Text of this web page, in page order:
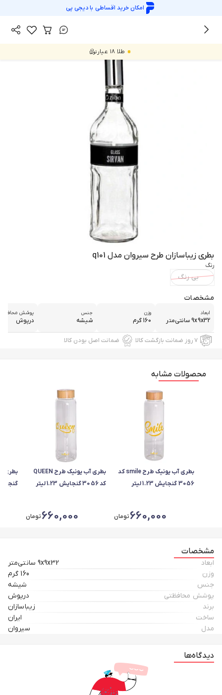
امکان خرید اقساطی بادیجی پی
طلا ۱۸ عیار
بطری زیباسازان طرح سیروان مدل q101
رنگ
بی رنگ
مشخصات
ابعاد
9x9x32 سانتی‌متر
وزن
160 گرم
جنس
شیشه
پوشش
درپوش
۷ روز ضمانت بازگشت کالا ضمانت اصل بودن کالا
محصولات مشابه
بطری آب یونیک طرح smile کد
3056 گنجایش 1.23 لیتر
660,000تومان
بطری آب یونیک طرح QUEEN
کد 3056 گنجایش 1.23 لیتر
660,000تومان
گنجایش 1.03
مشخصات
ابعاد
9x9x32 سانتی‌متر
وزن
160 گرم
جنس
شیشه
پوشش محافظتی
درپوش
برند
زیباسازان
ساخت
ایران
مدل
سیروان
دیدگاه‌ها